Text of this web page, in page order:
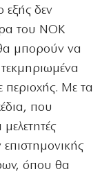
εξής δεν
του ΝΟΚ
θα μπορούν να
περιοχής. Με τα
που
όπου θα